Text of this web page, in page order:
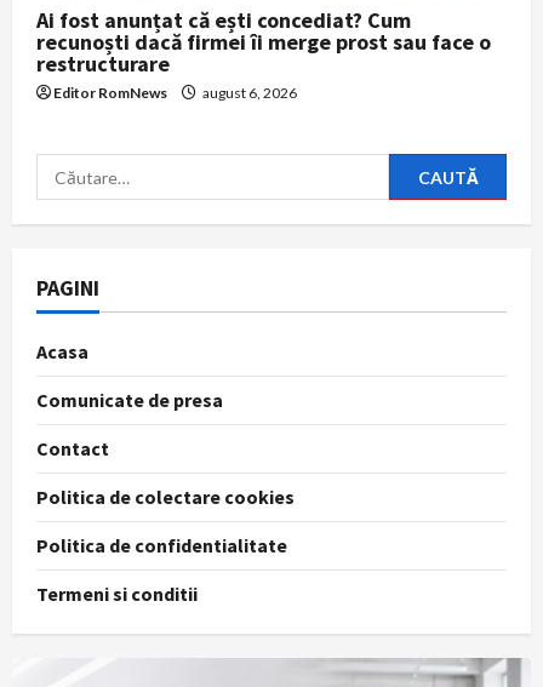
Ai fost anunțat că ești concediat? Cum
recunoști dacă firmei îi merge prost sau face o
restructurare
Editor RomNews august 6, 2026
Caută
după:
PAGINI
Acasa
Comunicate de presa
Contact
Politica de colectare cookies
Politica de confidentialitate
Termeni si conditii